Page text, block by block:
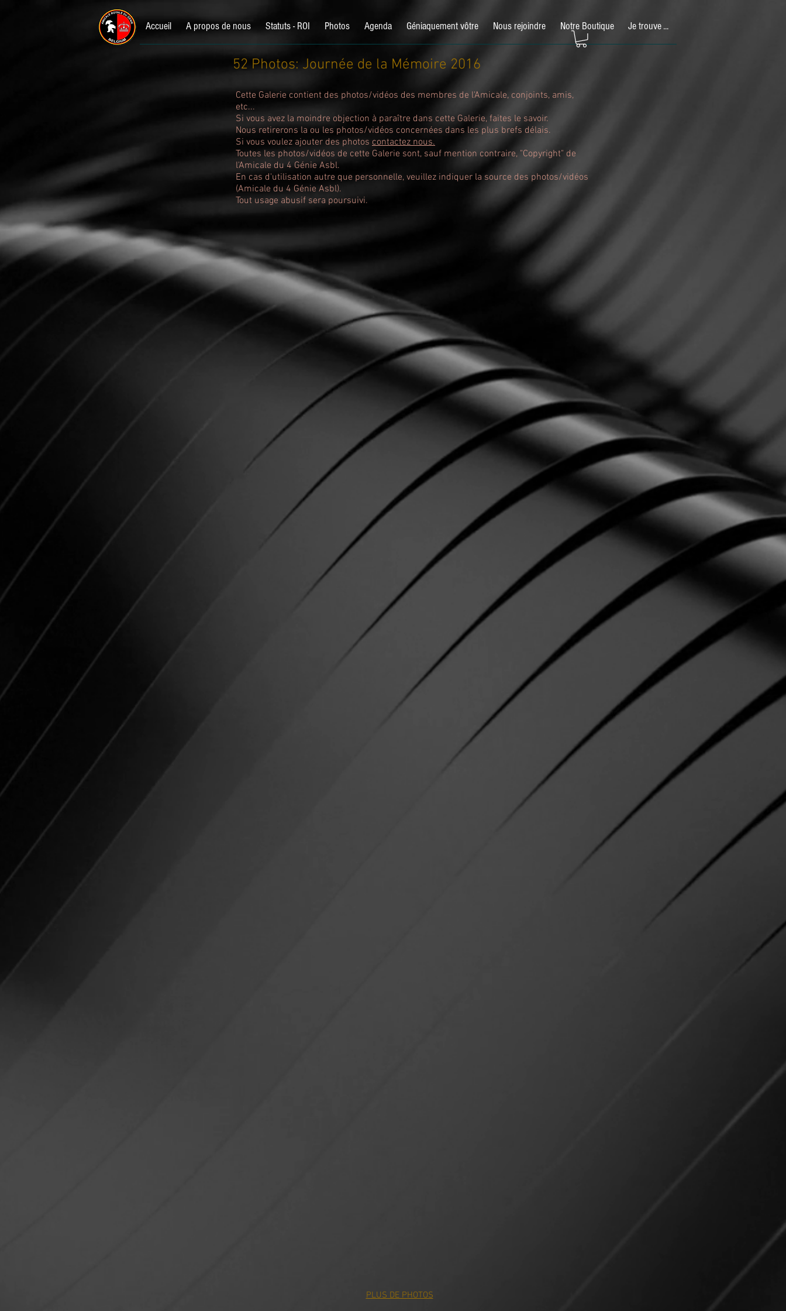
Accueil A propos de nous Statuts - ROI Photos Agenda Géniaquement vôtre Nous rejoindre Notre Boutique Je trouve ...
52 Photos: Journée de la Mémoire 2016
Cette Galerie contient des photos/vidéos des membres de l'Amicale, conjoints, amis,
etc...
Si vous avez la moindre objection à paraître dans cette Galerie, faites le savoir.
Nous retirerons la ou les photos/vidéos concernées dans les plus brefs délais.
Si vous voulez ajouter des photos contactez nous.
Toutes les photos/vidéos de cette Galerie sont, sauf mention contraire, "Copyright" de
l'Amicale du 4 Génie Asbl.
En cas d'utilisation autre que personnelle, veuillez indiquer la source des photos/vidéos
(Amicale du 4 Génie Asbl).
Tout usage abusif sera poursuivi.
PLUS DE PHOTOS